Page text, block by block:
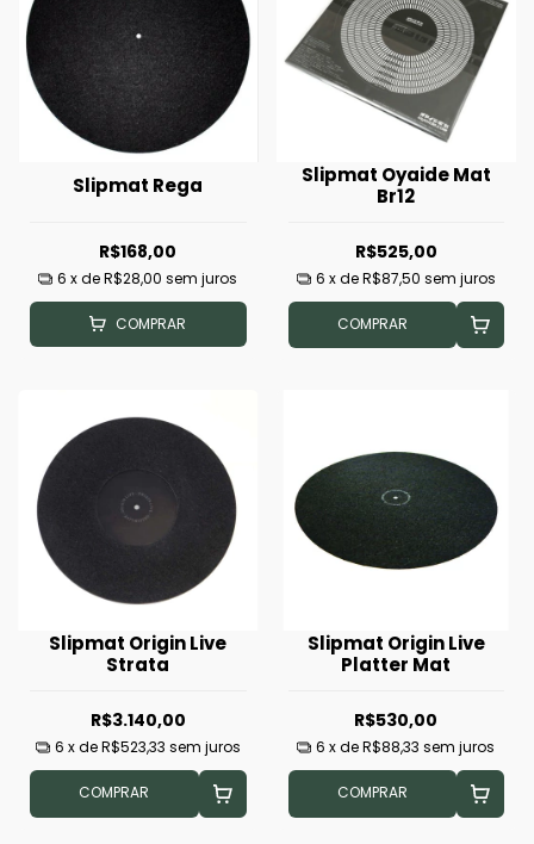
Slipmat Rega
R$168,00
6 x deR$28,00 sem juros
COMPRAR
Slipmat Oyaide Mat
Br12
R$525,00
6 x deR$87,50 sem juros
COMPRAR
Slipmat Origin Live
Strata
R$3.140,00
6 x deR$523,33 sem juros
COMPRAR
Slipmat Origin Live
Platter Mat
R$530,00
6 x deR$88,33 sem juros
COMPRAR